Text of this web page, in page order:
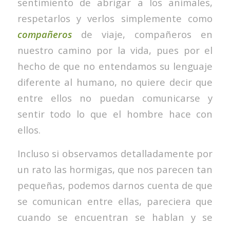
respetarlos y verlos simplemente como
compañeros
de viaje, compañeros en
nuestro camino por la vida, pues por el
hecho de que no entendamos su lenguaje
diferente al humano, no quiere decir que
entre ellos no puedan comunicarse y
sentir todo lo que el hombre hace con
ellos.
Incluso si observamos detalladamente por
un rato las hormigas, que nos parecen tan
pequeñas, podemos darnos cuenta de que
se comunican entre ellas, pareciera que
cuando se encuentran se hablan y se